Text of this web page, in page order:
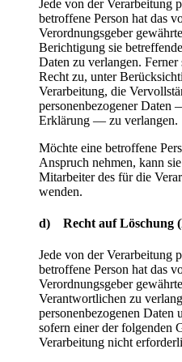
Jede von der Verarbeitung
betroffene Person hat das
Verordnungsgeber
Berichtigung sie
Daten zu verlangen. Ferner
Recht zu, unter
Verarbeitung, die
personenbezogener Daten
Erklärung — zu verlangen.
Möchte eine betroffene
Anspruch nehmen, kann
Mitarbeiter des für die
wenden.
d) Recht auf Löschung
Jede von der Verarbeitung
betroffene Person hat das
Verordnungsgeber
Verantwortlichen zu
personenbezogenen Daten
sofern einer der folgenden
Verarbeitung nicht